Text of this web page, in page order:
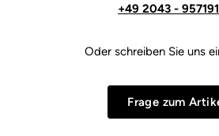
+49 2043 -
Oder schreiben Sie uns
Frage zum